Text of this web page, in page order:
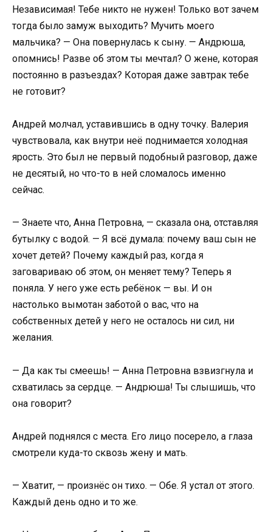
Независимая! Тебе никто не нужен! Только вот зачем
тогда было замуж выходить? Мучить моего
мальчика? — Она повернулась к сыну. — Андрюша,
опомнись! Разве об этом ты мечтал? О жене, которая
постоянно в разъездах? Которая даже завтрак тебе
не готовит?
Андрей молчал, уставившись в одну точку. Валерия
чувствовала, как внутри неё поднимается холодная
ярость. Это был не первый подобный разговор, даже
не десятый, но что-то в ней сломалось именно
сейчас.
— Знаете что, Анна Петровна, — сказала она, отставляя
бутылку с водой. — Я всё думала: почему ваш сын не
хочет детей? Почему каждый раз, когда я
заговариваю об этом, он меняет тему? Теперь я
поняла. У него уже есть ребёнок — вы. И он
настолько вымотан заботой о вас, что на
собственных детей у него не осталось ни сил, ни
желания.
— Да как ты смеешь! — Анна Петровна взвизгнула и
схватилась за сердце. — Андрюша! Ты слышишь, что
она говорит?
Андрей поднялся с места. Его лицо посерело, а глаза
смотрели куда-то сквозь жену и мать.
— Хватит, — произнёс он тихо. — Обе. Я устал от этого.
Каждый день одно и то же.